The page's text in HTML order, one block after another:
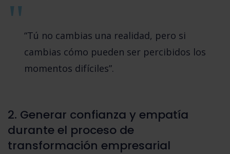
“Tú no cambias una realidad, pero si
cambias cómo pueden ser percibidos los
momentos difíciles”.
2. Generar confianza y empatía
durante el proceso de
transformación empresarial